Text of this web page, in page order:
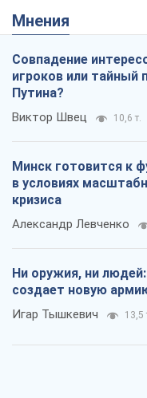
Мнения
Совпадение
игроков или тайный
Путина?
Виктор Швец 10,6 т.
Минск готовится к
в условиях
кризиса
Александр Левченко
Ни оружия, ни
создает новую
Игар Тышкевич 13,5